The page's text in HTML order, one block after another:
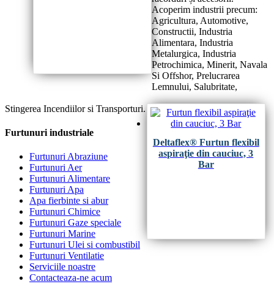
Deltaflex® Furtun flexibil
aspiraţie din cauciuc, 3
Bar
Acoperim industrii precum:
Agricultura, Automotive,
Constructii, Industria
Alimentara, Industria
Metalurgica, Industria
Petrochimica, Minerit, Navala
Si Offshor, Prelucrarea
Lemnului, Salubritate,
Stingerea Incendiilor si Transporturi.
Furtunuri industriale
Furtunuri Abraziune
Furtunuri Aer
Furtunuri Alimentare
Furtunuri Apa
Apa fierbinte si abur
Furtunuri Chimice
Furtunuri Gaze speciale
Furtunuri Marine
Furtunuri Ulei si combustibil
Furtunuri Ventilatie
Serviciile noastre
Contacteaza-ne acum